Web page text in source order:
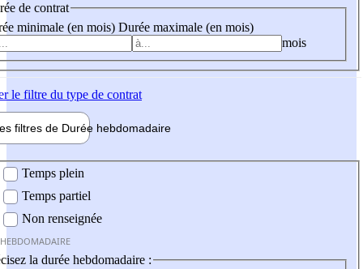
de contrat
minimale (en mois) Durée maximale (en mois)
mois
le filtre du type de contrat
filtres de Durée hebdomadaire
Temps plein
Temps partiel
Non renseignée
la durée hebdomadaire :